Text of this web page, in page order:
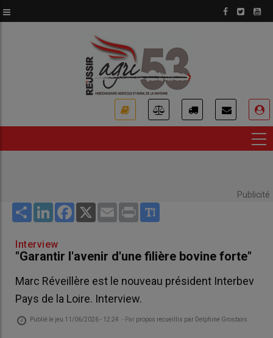
au
Publicité
Share LinkedInFacebook
X Email Print
Interview
"Garantir l'avenir d'une filière bovine forte"
Marc Réveillère est le nouveau président Interbev
Pays de la Loire. Interview.
Publié le jeu 11/06/2026 - 12:24 - Par propos recueillis par Delphine Grosbois